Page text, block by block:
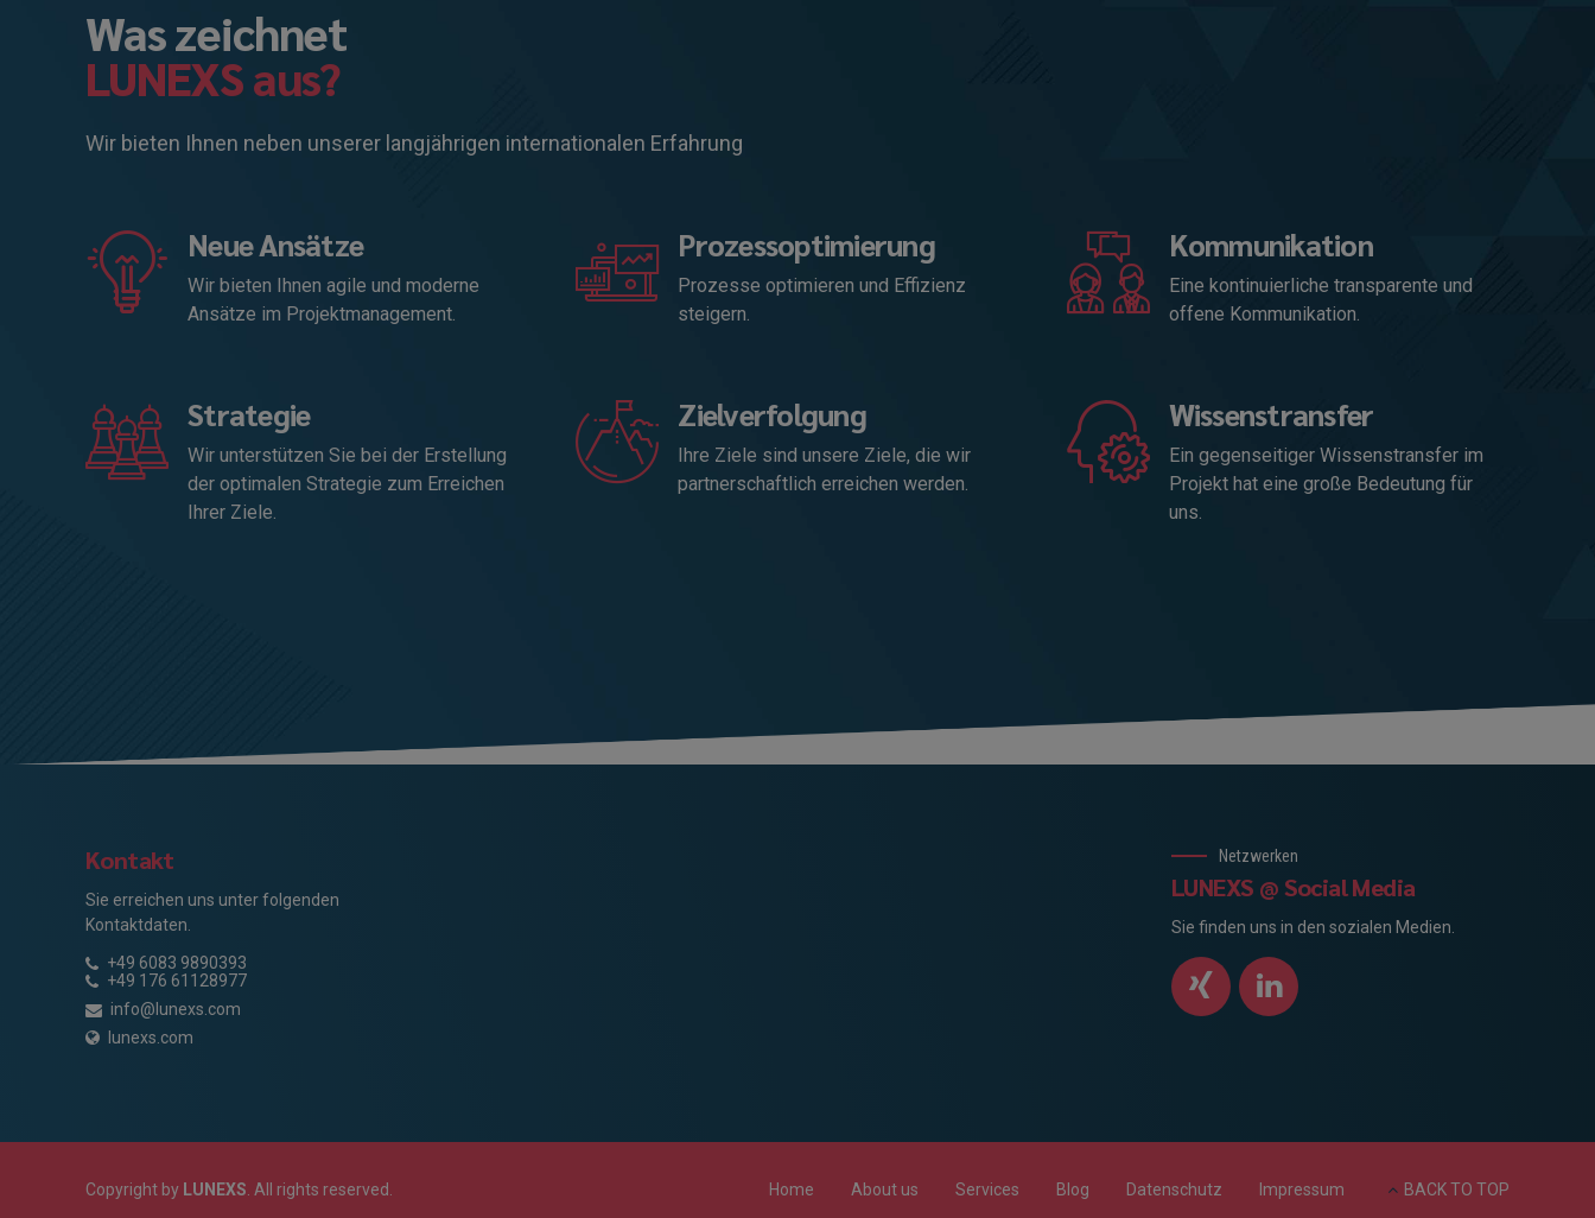
Was zeichnet
LUNEXS aus?
Wir bieten Ihnen neben unserer langjährigen internationalen Erfahrung
Neue Ansätze
Wir bieten Ihnen agile und moderne
Ansätze im Projektmanagement.
Prozessoptimierung
Prozesse optimieren und Effizienz
steigern.
Kommunikation
Eine kontinuierliche transparente und
offene Kommunikation.
Strategie
Wir unterstützen Sie bei der Erstellung
der optimalen Strategie zum Erreichen
Ihrer Ziele.
Zielverfolgung
Ihre Ziele sind unsere Ziele, die wir
partnerschaftlich erreichen werden.
Wissenstransfer
Ein gegenseitiger Wissenstransfer im
Projekt hat eine große Bedeutung für
uns.
Kontakt
Sie erreichen uns unter folgenden
Kontaktdaten.
+49 6083 9890393
+49 176 61128977
info@lunexs.com
lunexs.com
Netzwerken
LUNEXS @ Social Media
Sie finden uns in den sozialen Medien.
Copyright by LUNEXS. All rights reserved. Home About us Services Blog Datenschutz Impressum BACK TO TOP